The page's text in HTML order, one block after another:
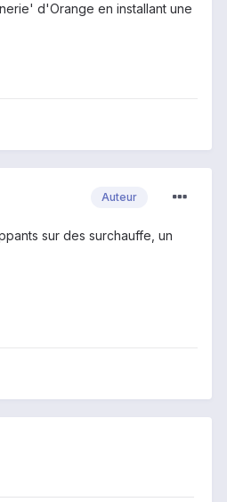
d'Orange en installant une
Auteur
sur des surchauffe, un